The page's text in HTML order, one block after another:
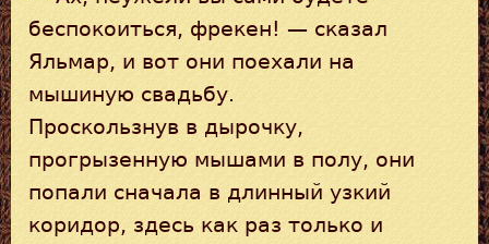
беспокоиться, фрекен! — сказал
Яльмар, и вот они поехали на
мышиную свадьбу.
Проскользнув в дырочку,
прогрызенную мышами в полу, они
попали сначала в длинный узкий
коридор, здесь как раз только и